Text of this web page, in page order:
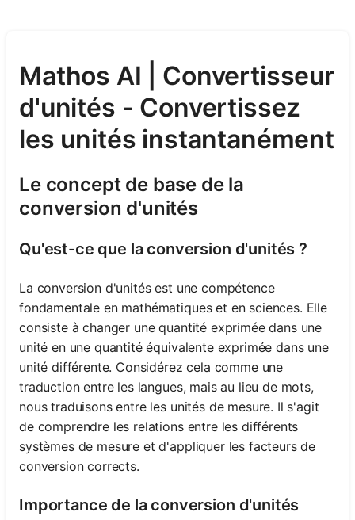
Mathos AI | Convertisseur
d'unités - Convertissez
les unités instantanément
Le concept de base de la
conversion d'unités
Qu'est-ce que la conversion d'unités ?
La conversion d'unités est une compétence
fondamentale en mathématiques et en sciences. Elle
consiste à changer une quantité exprimée dans une
unité en une quantité équivalente exprimée dans une
unité différente. Considérez cela comme une
traduction entre les langues, mais au lieu de mots,
nous traduisons entre les unités de mesure. Il s'agit
de comprendre les relations entre les différents
systèmes de mesure et d'appliquer les facteurs de
conversion corrects.
Importance de la conversion d'unités